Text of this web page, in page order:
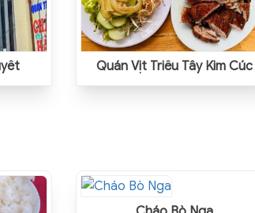
Quán Vịt Triều Tây Kim Cúc